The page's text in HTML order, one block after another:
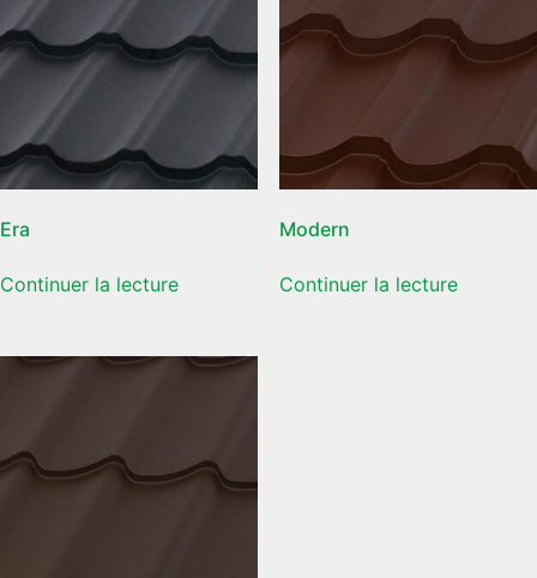
Era
Continuer la lecture
Modern
Continuer la lecture